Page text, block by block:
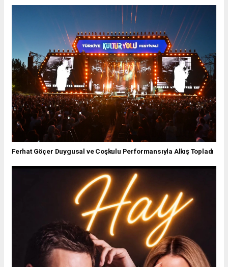
Ferhat Göçer Duygusal ve Coşkulu Performansıyla Alkış Topladı